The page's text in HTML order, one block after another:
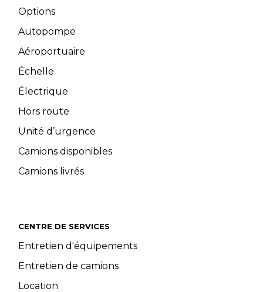
Options
Autopompe
Aéroportuaire
Échelle
Électrique
Hors route
Unité d’urgence
Camions disponibles
Camions livrés
CENTRE DE SERVICES
Entretien d'équipements
Entretien de camions
Location